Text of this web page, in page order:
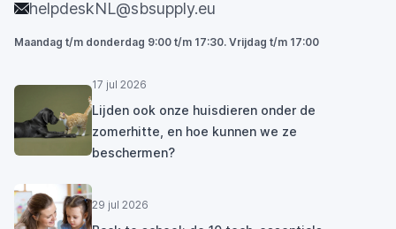
helpdeskNL@sbsupply.eu
Maandag t/m donderdag 9:00 t/m 17:30. Vrijdag t/m 17:00
17 jul 2026
Lijden ook onze huisdieren onder de
zomerhitte, en hoe kunnen we ze
beschermen?
29 jul 2026